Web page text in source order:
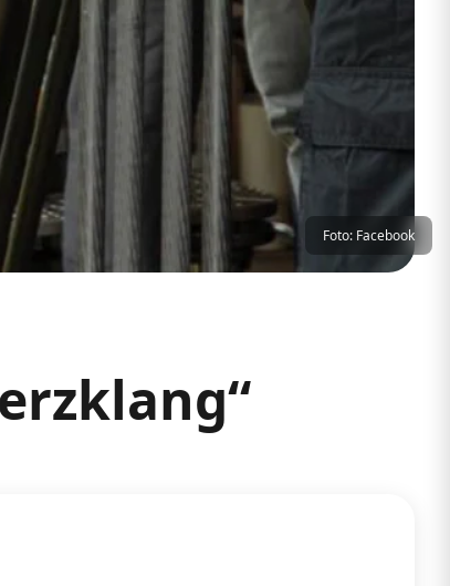
Foto: Facebook